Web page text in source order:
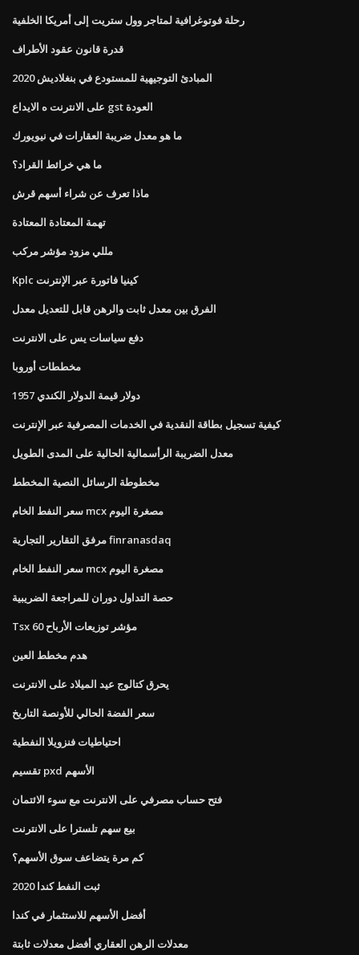
رحلة فوتوغرافية لمتاجر وول ستريت إلى أمريكا الخلفية
قدرة قانون عقود الأطراف
المبادئ التوجيهية للمستودع في بنغلاديش 2020
على الانترنت ه الايداع gst العودة
ما هو معدل ضريبة العقارات في نيويورك
ما هي خرائط القراد؟
ماذا تعرف عن شراء أسهم قرش
تهمة المعتادة المعتادة
مللي مزود مؤشر مركب
Kplc كينيا فاتورة عبر الإنترنت
الفرق بين معدل ثابت والرهن قابل للتعديل معدل
دفع سياسات يس على الانترنت
مخططات أوروبا
1957 دولار قيمة الدولار الكندي
كيفية تسجيل بطاقة النقدية في الخدمات المصرفية عبر الإنترنت
معدل الضريبة الرأسمالية الحالية على المدى الطويل
مخطوطة الرسائل النصية المخطط
سعر النفط الخام mcx مصغرة اليوم
مرفق التقارير التجارية finranasdaq
سعر النفط الخام mcx مصغرة اليوم
حصة التداول دوران للمراجعة الضريبية
Tsx 60 مؤشر توزيعات الأرباح
هدم مخطط العين
يحرق كتالوج عيد الميلاد على الانترنت
سعر الفضة الحالي للأونصة التاريخ
احتياطيات فنزويلا النفطية
تقسيم pxd الأسهم
فتح حساب مصرفي على الانترنت مع سوء الائتمان
بيع سهم تلسترا على الانترنت
كم مرة يتضاعف سوق الأسهم؟
ثبت النفط كندا 2020
أفضل الأسهم للاستثمار في كندا
معدلات الرهن العقاري أفضل معدلات ثابتة